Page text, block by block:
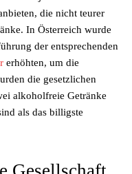
die nicht teurer
In Österreich wurde
der entsprechenden
erhöhten, um die
die gesetzlichen
alkoholfreie Getränke
als das billigste